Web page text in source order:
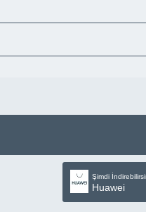
Şimdi
Huawei